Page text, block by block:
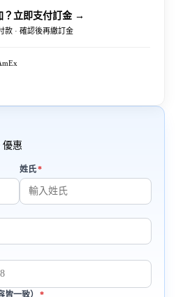
？立即支付訂金 →
款 · 確認後再繳訂金
優惠
姓氏*必填
一致） *必填